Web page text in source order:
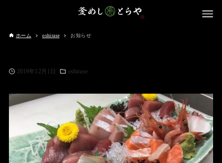
ホーム oshirase お知らせ
2019年12月1日 oshirase